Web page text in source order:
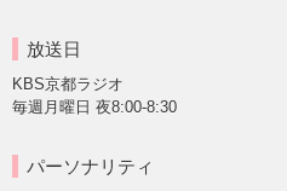
放送日
KBS京都ラジオ
毎週月曜日 夜8:00-8:30
パーソナリティ